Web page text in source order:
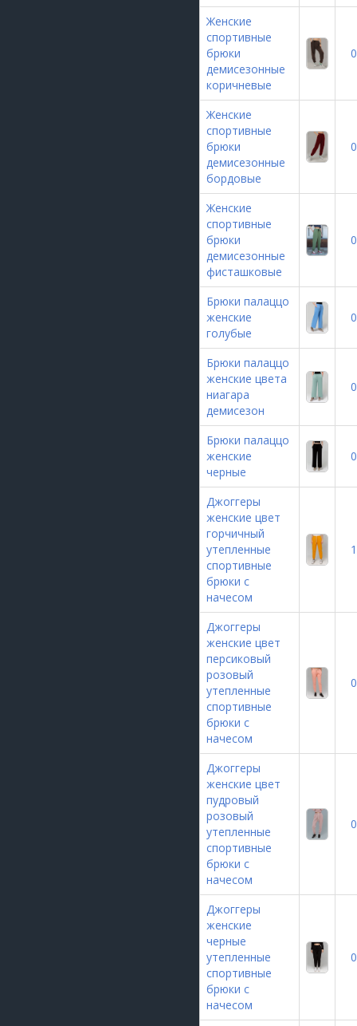
Женские
спортивные
брюки
демисезонные
коричневые
0
Женские
спортивные
брюки
демисезонные
бордовые
0
Женские
спортивные
брюки
демисезонные
фисташковые
0
Брюки палаццо
женские
голубые
0
Брюки палаццо
женские цвета
ниагара
демисезон
0
Брюки палаццо
женские
черные
0
Джоггеры
женские цвет
горчичный
утепленные
спортивные
брюки с
начесом
1
Джоггеры
женские цвет
персиковый
розовый
утепленные
спортивные
брюки с
начесом
0
Джоггеры
женские цвет
пудровый
розовый
утепленные
спортивные
брюки с
начесом
0
Джоггеры
женские
черные
утепленные
спортивные
брюки с
начесом
0